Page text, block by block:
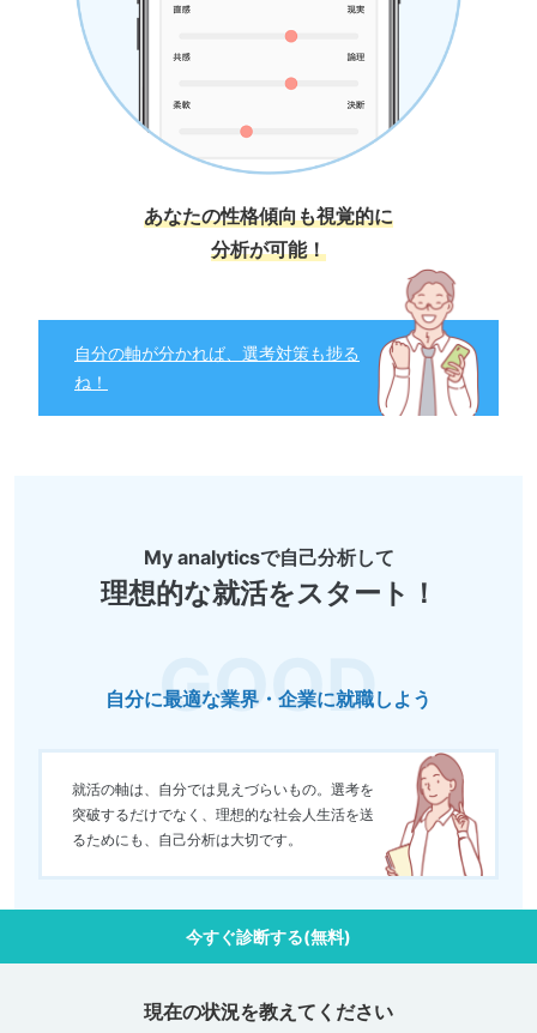
あなたの性格傾向も視覚的に
分析が可能！
自分の軸が分かれば、選考対策も捗る
ね！
My analyticsで自己分析して
理想的な就活をスタート！
自分に最適な業界・企業に就職しよう
就活の軸は、自分では見えづらいもの。選考を
突破するだけでなく、理想的な社会人生活を送
るためにも、自己分析は大切です。
今すぐ診断する(無料)
現在の状況を教えてください